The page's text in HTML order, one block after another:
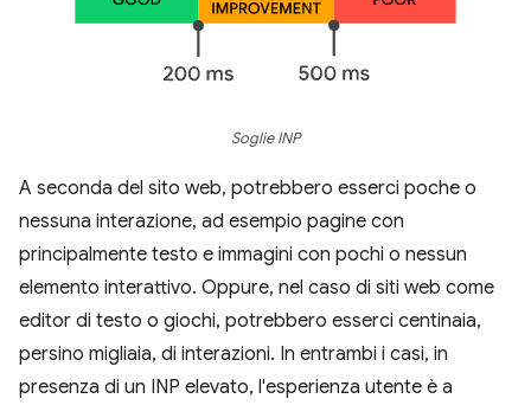
Soglie INP
A seconda del sito web, potrebbero esserci poche o
nessuna interazione, ad esempio pagine con
principalmente testo e immagini con pochi o nessun
elemento interattivo. Oppure, nel caso di siti web come
editor di testo o giochi, potrebbero esserci centinaia,
persino migliaia, di interazioni. In entrambi i casi, in
presenza di un INP elevato, l'esperienza utente è a